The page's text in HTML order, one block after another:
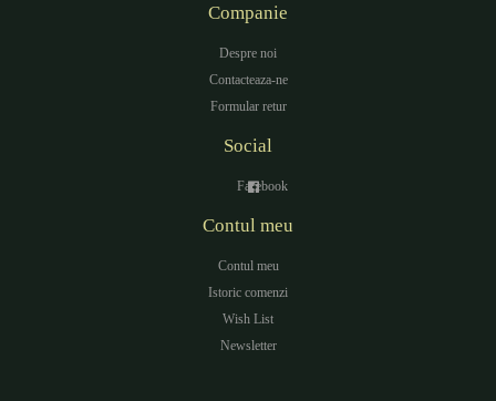
Companie
Despre noi
Contacteaza-ne
Formular retur
Social
Facebook
Contul meu
Contul meu
Istoric comenzi
Wish List
Newsletter